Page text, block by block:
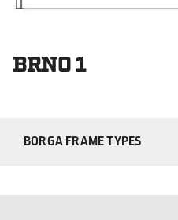
BRNO 1
BORGA FRAME TYPES